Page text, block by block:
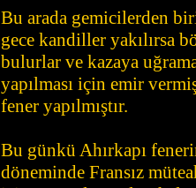
Bu arada gemicilerden
gece kandiller yakılırsa
bulurlar ve kazaya
yapılması için emir
fener yapılmıştır.
Bu günkü Ahırkapı
döneminde Fransız